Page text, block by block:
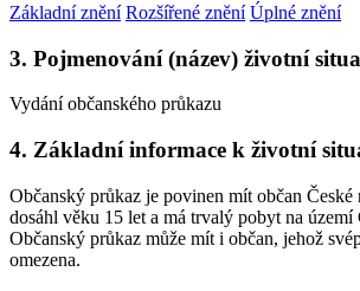
Základní znění Rozšířené znění Úplné znění
3. Pojmenování (název) životní
Vydání občanského průkazu
4. Základní informace k životní
Občanský průkaz je povinen mít občan
dosáhl věku 15 let a má trvalý pobyt na území
Občanský průkaz může mít i občan, jehož
omezena.